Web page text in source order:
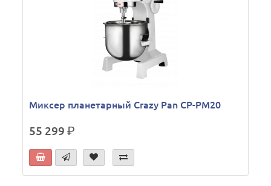
Миксер планетарный Crazy Pan CP-PM20
55 299р.